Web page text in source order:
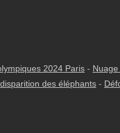
2024 Paris -
des éléphants -